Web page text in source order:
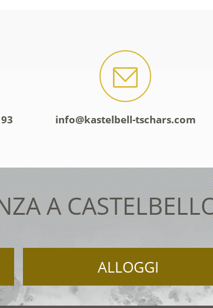
info@kastelbell-tschars.com
A
ALLOGGI